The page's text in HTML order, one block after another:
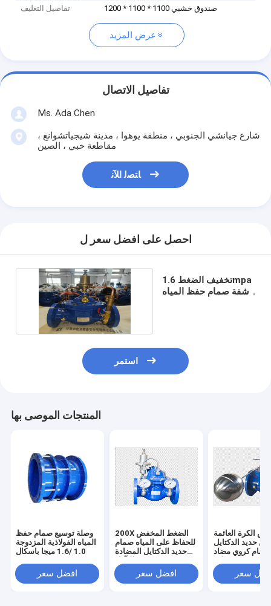
تفاصيل التغليف
1200 * 1100 * 1100 صندوق خشبي
عرض المزيد
تفاصيل الاتصال
Ms. Ada Chen
شارع جيانشي الجنوبي ، منطقة يوهوا ، مدينة شيجياتشوانغ ،
مقاطعة خبي ، الصين
ﺎﺘﺼﻟ ﺍﻶﻧ
احصل على افضل سعر ل
تخفيف الضغط 1.6mpa
شفة صمام حفظ المياه
استمر
المنتجات الموصى بها
وصلة توسيع صمام حفظ
المياه الفولاذية المزدوجة
1.0 /1.6 ميجا باسكال
افضل سعر
200X الضغط المخفض
للحفاظ على المياه صمام
حديد الدكتايل المضادة
افضل سعر
الكرة العائمة
من حديد الدكتايل GB ،
صمام كروي مضاد
سعر